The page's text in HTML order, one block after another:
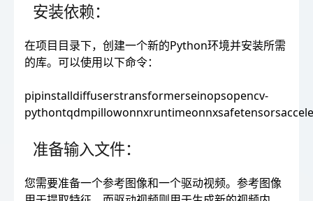
安装依赖：
在项目目录下，创建一个新的Python环境并安装所需
的库。可以使用以下命令：
pipinstalldiffuserstransformerseinopsopencv-
准备输入文件：
您需要准备一个参考图像和一个驱动视频。参考图像